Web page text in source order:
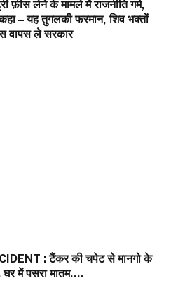
फ़ीस लेने के मामले में राजनीति गर्म,
कहा – यह तुगलकी फरमान, शिव भक्तों
वापस ले सरकार
: टैंकर की चपेट से मानगो के
घर में पसरा मातम….